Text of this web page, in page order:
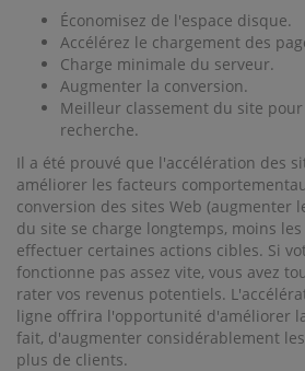
Économisez de l'espace disque.
Accélérez le chargement des
Charge minimale du serveur.
Augmenter la conversion.
Meilleur classement du site
recherche.
Il a été prouvé que l'accélération des
améliorer les facteurs
conversion des sites Web (augmenter
du site se charge longtemps, moins
effectuer certaines actions cibles. Si
fonctionne pas assez vite, vous avez
rater vos revenus potentiels.
ligne offrira l'opportunité d'améliorer
fait, d'augmenter considérablement
plus de clients.